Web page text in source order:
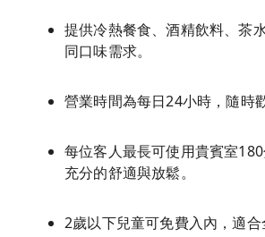
提供冷熱餐食、酒精飲料、茶
同口味需求。
營業時間為每日24小時，隨時
每位客人最長可使用貴賓室
充分的舒適與放鬆。
2歲以下兒童可免費入內，適合